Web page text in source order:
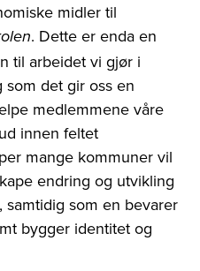
midler til
. Dette er enda en
til arbeidet vi gjør i
som det gir oss en
medlemmene våre
innen feltet
mange kommuner vil
endring og utvikling
som en bevarer
bygger identitet og